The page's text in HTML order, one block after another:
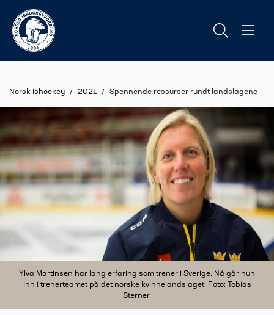
Norsk Ishockey / 2021 / Spennende ressurser rundt landslagene
Ylva Martinsen har lang erfaring som trener i Sverige. Nå går hun
inn i trenerteamet på det norske kvinnelandslaget. Foto: Tobias
Sterner.